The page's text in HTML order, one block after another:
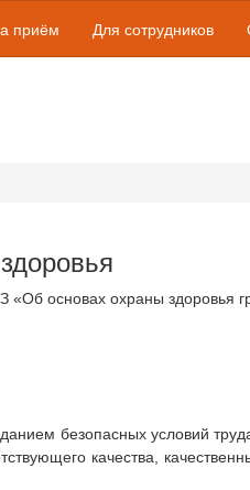
приём Для сотрудников
«Об основах охраны здоровья
безопасных условий
качества,